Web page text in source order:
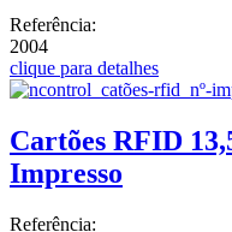
Referência:
2004
clique para detalhes
Cartões RFID
Impresso
Referência: